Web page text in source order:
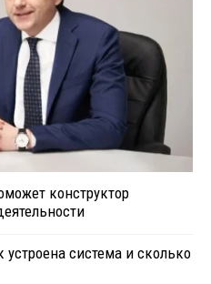
конструктор
система и сколько